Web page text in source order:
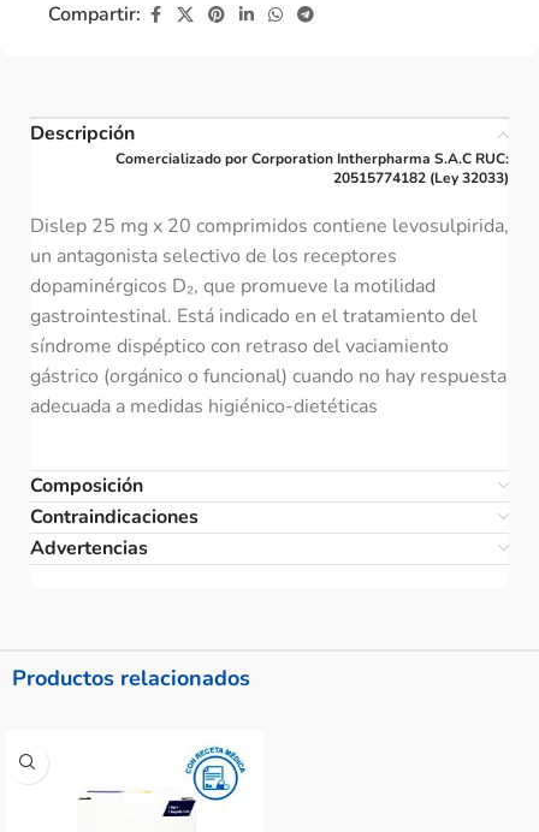
Compartir:
Descripción
Comercializado por Corporation Intherpharma S.A.C RUC:
20515774182 (Ley 32033)
Dislep 25 mg x 20 comprimidos contiene levosulpirida,
un antagonista selectivo de los receptores
dopaminérgicos D₂, que promueve la motilidad
gastrointestinal. Está indicado en el tratamiento del
síndrome dispéptico con retraso del vaciamiento
gástrico (orgánico o funcional) cuando no hay respuesta
adecuada a medidas higiénico-dietéticas
Composición
Contraindicaciones
Advertencias
Productos relacionados